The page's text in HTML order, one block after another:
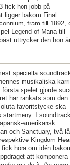
fick hon jobb på
ligger bakom Final
fram till 1992,
Legend of Mana till
uttrycker den hon är
speciella
musikaliska
spelet gjorde
har rankats som den
favoritstycke ska
startmeny. I
amerikansk
och Sanctuary, två
Kingdom
höra om idén
att komponera